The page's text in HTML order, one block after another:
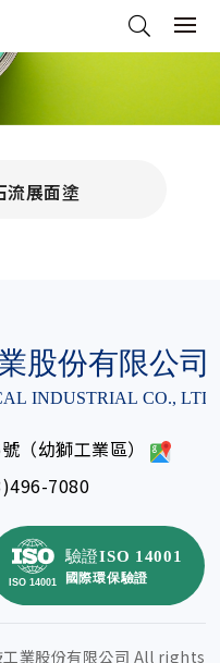
流展面塗
（幼獅工業區）
7080
業股份有限公司 All rights